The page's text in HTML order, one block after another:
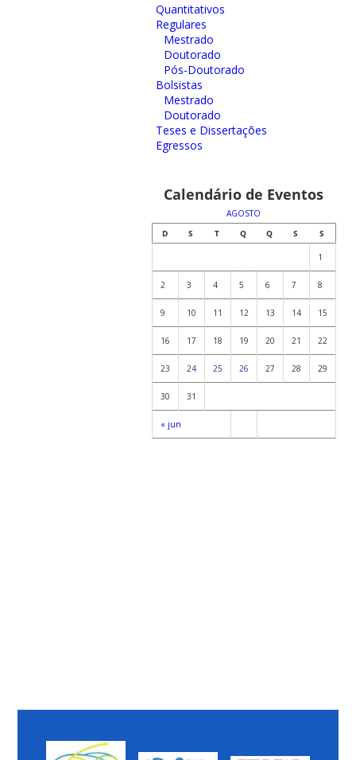
Quantitativos
Regulares
Mestrado
Doutorado
Pós-Doutorado
Bolsistas
Mestrado
Doutorado
Teses e Dissertações
Egressos
Calendário de Eventos
AGOSTO
D
S T Q Q S S
« jun
1
2 3 4 5 6 7 8
9 10 11 12 13 14 15
16 17 18 19 20 21 22
23 24 25 26 27 28 29
30 31